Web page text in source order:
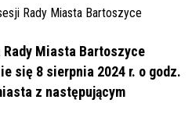
Rady Miasta Bartoszyce
się 8 sierpnia 2024 r. o godz.
z następującym